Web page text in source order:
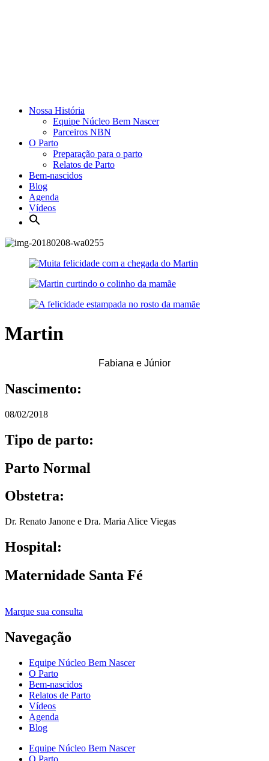
Nossa História
Equipe Núcleo Bem Nascer
Parceiros NBN
O Parto
Preparação para o parto
Relatos de Parto
Bem-nascidos
Blog
Agenda
Vídeos
Martin
Fabiana e Júnior
Nascimento:
08/02/2018
Tipo de parto:
Parto Normal
Obstetra:
Dr. Renato Janone e Dra. Maria Alice Viegas
Hospital:
Maternidade Santa Fé
Marque sua consulta
Navegação
Equipe Núcleo Bem Nascer
O Parto
Bem-nascidos
Relatos de Parto
Vídeos
Agenda
Blog
Equipe Núcleo Bem Nascer
O Parto